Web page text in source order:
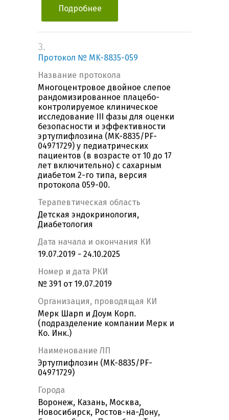
Подробнее
3.
Протокол № MK-8835-059
Название протокола
Многоцентровое двойное слепое
рандомизированное плацебо-
контролируемое клиническое
исследование III фазы для оценки
безопасности и эффективности
эртуглифлозина (MK-8835/PF-
04971729) у педиатрических
пациентов (в возрасте от 10 до 17
лет включительно) с сахарным
диабетом 2-го типа, версия
протокола 059-00.
Терапевтическая область
Детская эндокринология,
Диабетология
Дата начала и окончания КИ
19.07.2019 - 24.10.2025
Номер и дата РКИ
№ 391 от 19.07.2019
Организация, проводящая КИ
Мерк Шарп и Доум Корп.
(подразделение компании Мерк и
Ко. Инк.)
Наименование ЛП
Эртуглифлозин (MK-8835/PF-
04971729)
Города
Воронеж, Казань, Москва,
Новосибирск, Ростов-на-Дону,